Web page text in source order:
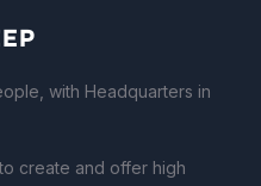
with Headquarters in
create and offer high